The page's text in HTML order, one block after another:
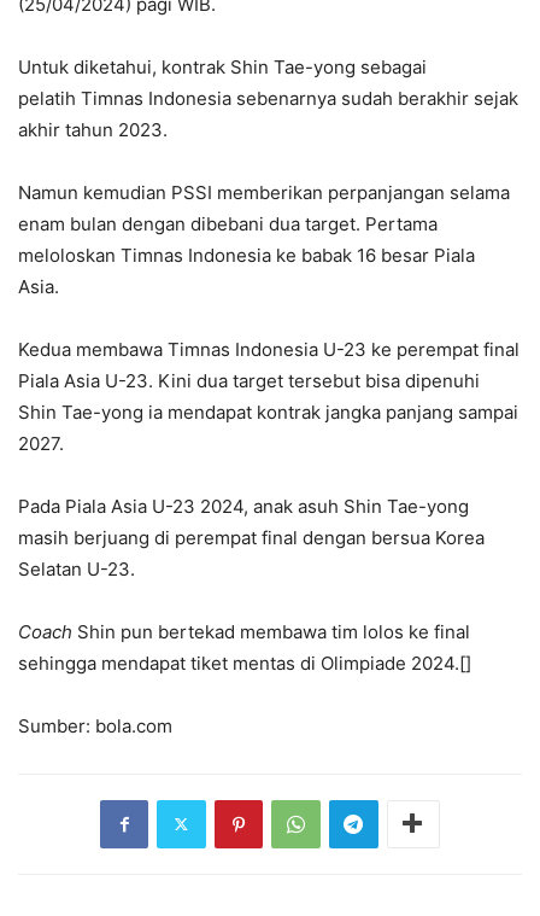
Untuk diketahui, kontrak Shin Tae-yong sebagai
pelatih Timnas Indonesia sebenarnya sudah berakhir sejak
akhir tahun 2023.
Namun kemudian PSSI memberikan perpanjangan selama
enam bulan dengan dibebani dua target. Pertama
meloloskan Timnas Indonesia ke babak 16 besar Piala
Asia.
Kedua membawa Timnas Indonesia U-23 ke perempat final
Piala Asia U-23. Kini dua target tersebut bisa dipenuhi
Shin Tae-yong ia mendapat kontrak jangka panjang sampai
2027.
Pada Piala Asia U-23 2024, anak asuh Shin Tae-yong
masih berjuang di perempat final dengan bersua Korea
Selatan U-23.
Coach Shin pun bertekad membawa tim lolos ke final
sehingga mendapat tiket mentas di Olimpiade 2024.[]
Sumber: bola.com